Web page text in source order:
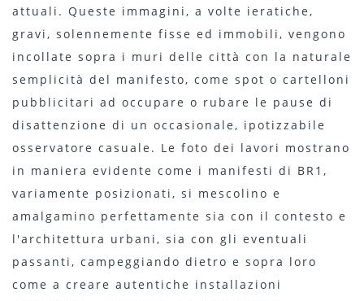
attuali. Queste immagini, a volte ieratiche,
gravi, solennemente fisse ed immobili, vengono
incollate sopra i muri delle città con la naturale
semplicità del manifesto, come spot o cartelloni
pubblicitari ad occupare o rubare le pause di
disattenzione di un occasionale, ipotizzabile
osservatore casuale. Le foto dei lavori mostrano
in maniera evidente come i manifesti di BR1,
variamente posizionati, si mescolino e
amalgamino perfettamente sia con il contesto e
l'architettura urbani, sia con gli eventuali
passanti, campeggiando dietro e sopra loro
come a creare autentiche installazioni